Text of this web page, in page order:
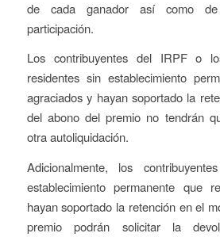
de cada ganador así como
participación.
Los contribuyentes del IRPF o
residentes sin establecimiento
agraciados y hayan soportado la
del abono del premio no tendrán
otra autoliquidación.
Adicionalmente, los
establecimiento permanente que
hayan soportado la retención en el
premio podrán solicitar la